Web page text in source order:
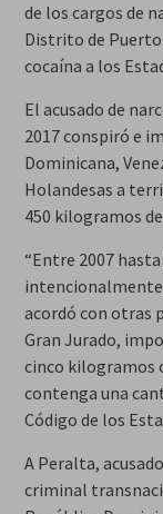
de los cargos de
Distrito de
cocaína a los
El acusado de
2017 conspiró e
Dominicana,
Holandesas a
450 kilogramos
“Entre 2007
intencionalmente
acordó con otras
Gran Jurado,
cinco kilogramos
contenga una
Código de los
A Peralta,
criminal